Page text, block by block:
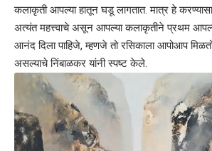
कलाकृती आपल्या हातून घडू लागतात. मात्र हे
अत्यंत महत्त्वाचे असून आपल्या कलाकृतीने प्रथम
आनंद दिला पाहिजे, म्हणजे तो रसिकाला आपोआप
असल्याचे निंबाळकर यांनी स्पष्ट केले.